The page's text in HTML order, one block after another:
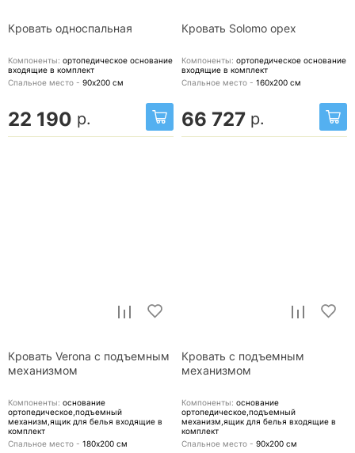
Кровать односпальная
Компоненты: ортопедическое основание
входящие в комплект
Спальное место - 90х200 см
22 190 р.
Кровать Solomo орех
Компоненты: ортопедическое основание
входящие в комплект
Спальное место - 160х200 см
66 727 р.
Кровать Verona с подъемным
механизмом
Компоненты: основание
ортопедическое,подъемный
механизм,ящик для белья входящие в
комплект
Спальное место - 180х200 см
Кровать с подъемным
механизмом
Компоненты: основание
ортопедическое,подъемный
механизм,ящик для белья входящие в
комплект
Спальное место - 90х200 см